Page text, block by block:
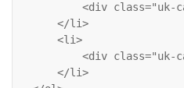
<div class="uk-
    </li>
    <li>
<div class="uk-
    </li>